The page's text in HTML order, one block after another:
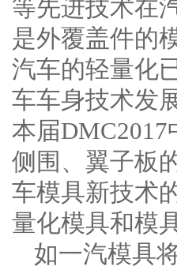
等先进技术在
是外覆盖件的
汽车的轻量化
车车身技术发
本届
侧围、翼子板
车模具新技术
量化模具和模
如一汽模具